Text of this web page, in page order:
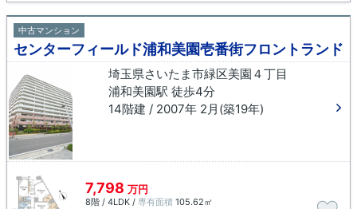
中古マンション
センターフィールド浦和美園壱番街フロントランド
埼玉県さいたま市緑区美園４丁目
浦和美園駅 徒歩4分
14階建 / 2007年 2月(築19年)
7,798 万円
8階 / 4LDK / 専有面積 105.62㎡